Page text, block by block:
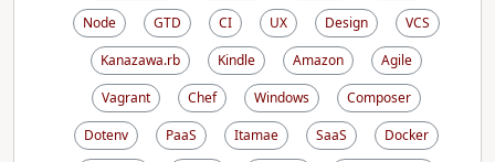
Node
GTD CI UX Design
VCS
Kanazawa.rb
Kindle Amazon
Agile
Vagrant
Chef Windows
Composer
Dotenv
PaaS Itamae SaaS
Docker